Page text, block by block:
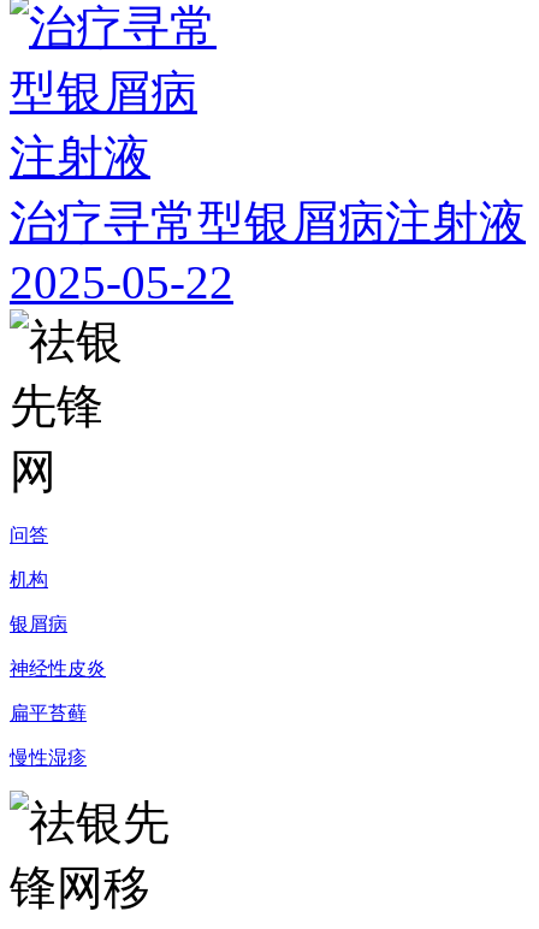
治疗寻常型银屑病注射液
2025-05-22
问答
机构
银屑病
神经性皮炎
扁平苔藓
慢性湿疹